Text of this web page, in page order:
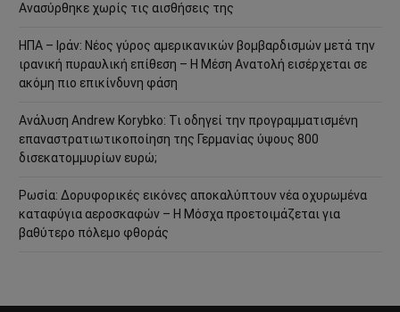
Ανασύρθηκε χωρίς τις αισθήσεις της
ΗΠΑ – Ιράν: Νέος γύρος αμερικανικών βομβαρδισμών μετά την
ιρανική πυραυλική επίθεση – Η Μέση Ανατολή εισέρχεται σε
ακόμη πιο επικίνδυνη φάση
Ανάλυση Andrew Korybko: Τι οδηγεί την προγραμματισμένη
επαναστρατιωτικοποίηση της Γερμανίας ύψους 800
δισεκατομμυρίων ευρώ;
Ρωσία: Δορυφορικές εικόνες αποκαλύπτουν νέα οχυρωμένα
καταφύγια αεροσκαφών – Η Μόσχα προετοιμάζεται για
βαθύτερο πόλεμο φθοράς